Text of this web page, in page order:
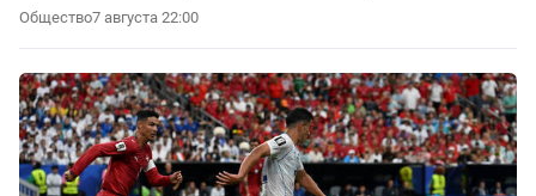
Общество7 августа 22:00